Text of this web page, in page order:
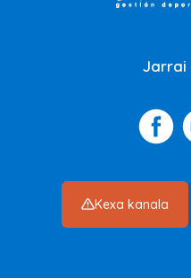
Jarrai
Kexa kanala